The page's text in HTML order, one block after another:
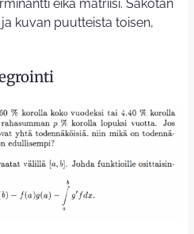
eikä matriisi. Sakotan
kuvan puutteista toisen,